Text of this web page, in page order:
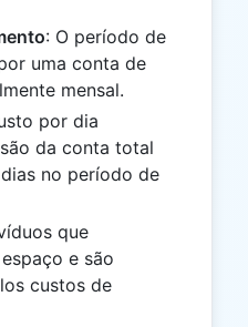
: O período de
uma conta de
mensal.
por dia
da conta total
no período de
que
e são
custos de